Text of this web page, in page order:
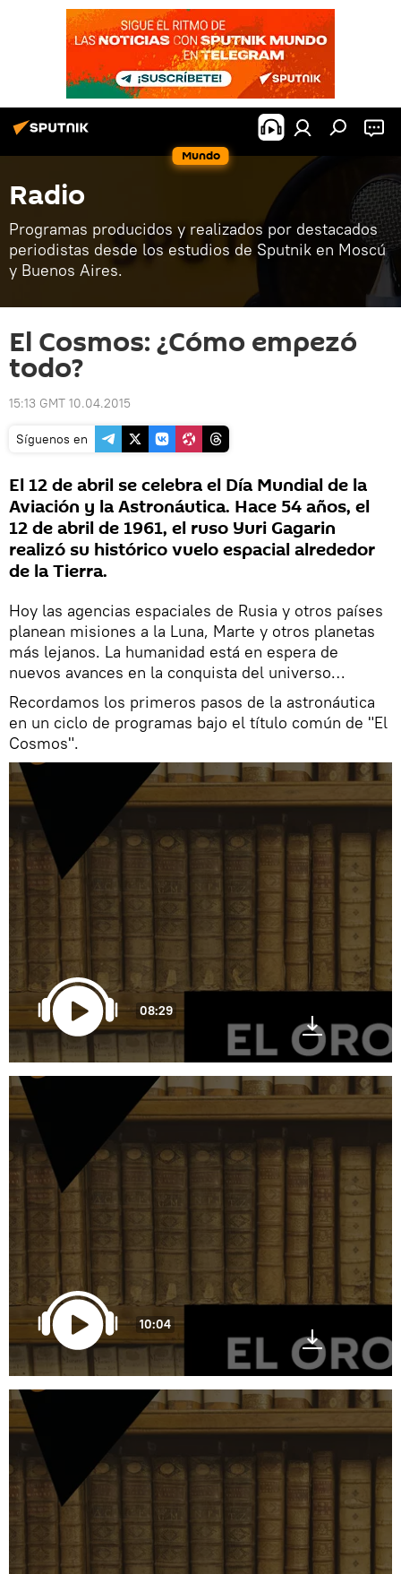
Mundo
Radio
Programas producidos y realizados por destacados
periodistas desde los estudios de Sputnik en Moscú
y Buenos Aires.
El Cosmos: ¿Cómo empezó
todo?
15:13 GMT 10.04.2015
Síguenos en
El 12 de abril se celebra el Día Mundial de la
Aviación y la Astronáutica. Hace 54 años, el
12 de abril de 1961, el ruso Yuri Gagarin
realizó su histórico vuelo espacial alrededor
de la Tierra.
Hoy las agencias espaciales de Rusia y otros países
planean misiones a la Luna, Marte y otros planetas
más lejanos. La humanidad está en espera de
nuevos avances en la conquista del universo…
Recordamos los primeros pasos de la astronáutica
en un ciclo de programas bajo el título común de "El
Cosmos".
08:29
10:04